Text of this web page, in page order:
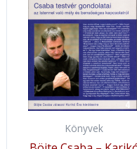
Könyvek